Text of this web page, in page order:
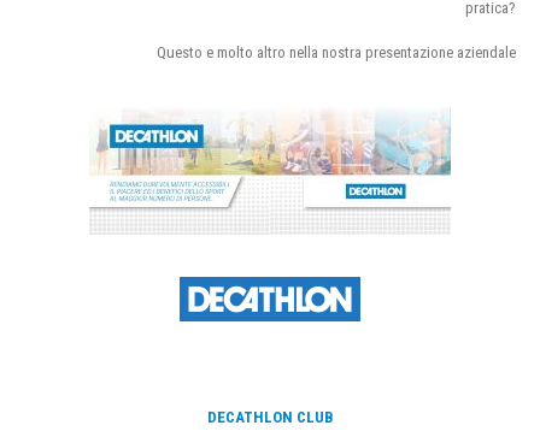
pratica?
Questo e molto altro nella nostra presentazione aziendale
DECATHLON CLUB